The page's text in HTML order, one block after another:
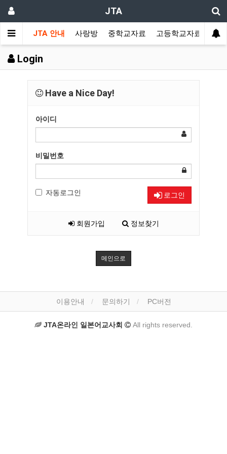
JTA
JTA 안내 사랑방 중학교자료 고등학교자료 멀
Login
Have a Nice Day!
아이디
비밀번호
자동로그인 로그인
회원가입 정보찾기
메인으로
이용안내 문의하기 PC버전
JTA온라인 일본어교사회 All rights reserved.